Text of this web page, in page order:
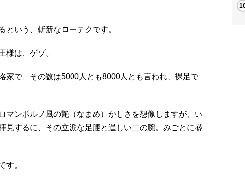
という、斬新なローテクです。
様は、ゲゾ。
家で、その数は5000人とも8000人とも言われ、裸足で
マンポルノ風の艶（なまめ）かしさを想像しますが、い
見するに、その立派な足腰と逞しい二の腕。みごとに盛
す。